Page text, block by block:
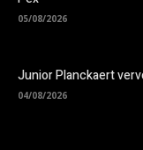
05/08/2026
Junior Planckaert
04/08/2026